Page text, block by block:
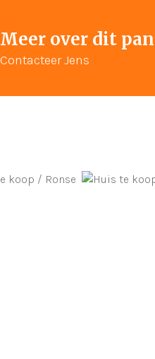
Meer over dit
Contacteer Jens